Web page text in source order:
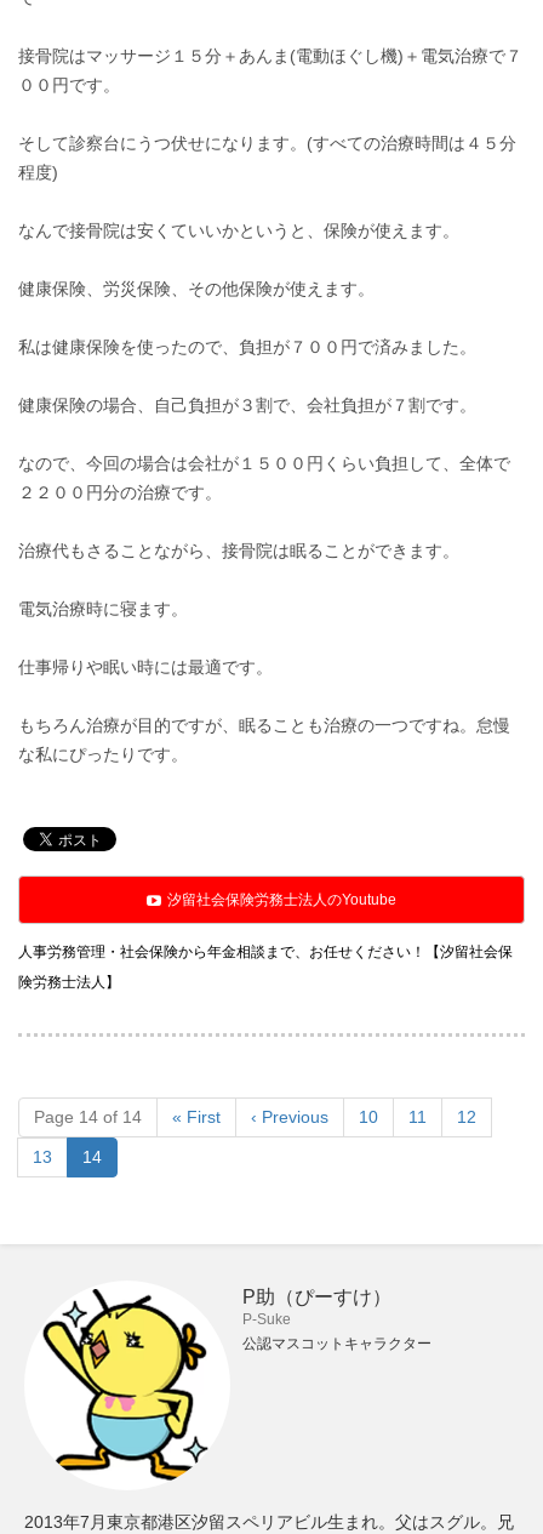
接骨院はマッサージ１５分＋あんま(電動ほぐし機)＋電気治療で７
００円です。
そして診察台にうつ伏せになります。(すべての治療時間は４５分
程度)
なんで接骨院は安くていいかというと、保険が使えます。
健康保険、労災保険、その他保険が使えます。
私は健康保険を使ったので、負担が７００円で済みました。
健康保険の場合、自己負担が３割で、会社負担が７割です。
なので、今回の場合は会社が１５００円くらい負担して、全体で
２２００円分の治療です。
治療代もさることながら、接骨院は眠ることができます。
電気治療時に寝ます。
仕事帰りや眠い時には最適です。
もちろん治療が目的ですが、眠ることも治療の一つですね。怠慢
な私にぴったりです。
汐留社会保険労務士法人のYoutube
人事労務管理・社会保険から年金相談まで、お任せください！【汐留社会保
険労務士法人】
Page 14 of 14 « First ‹ Previous 10 11 12
13 14
P助（ぴーすけ）
P-Suke
公認マスコットキャラクター
2013年7月東京都港区汐留スペリアビル生まれ。父はスグル。兄